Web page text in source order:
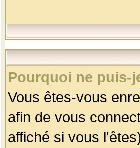
Pourquoi ne puis-
Vous êtes-vous
afin de vous
affiché si vous